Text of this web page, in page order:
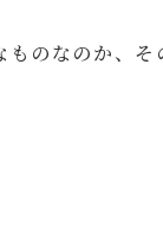
のなのか、そ